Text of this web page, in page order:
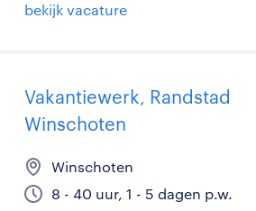
bekijk vacature
Vakantiewerk, Randstad
Winschoten
Winschoten
8 - 40 uur, 1 - 5 dagen p.w.